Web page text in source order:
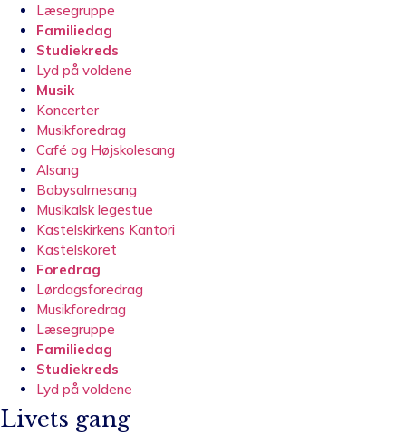
Læsegruppe
Familiedag
Studiekreds
Lyd på voldene
Musik
Koncerter
Musikforedrag
Café og Højskolesang
Alsang
Babysalmesang
Musikalsk legestue
Kastelskirkens Kantori
Kastelskoret
Foredrag
Lørdagsforedrag
Musikforedrag
Læsegruppe
Familiedag
Studiekreds
Lyd på voldene
Livets gang